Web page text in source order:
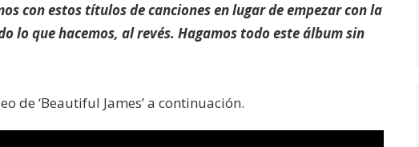
con estos títulos de canciones en lugar de empezar con la
lo que hacemos, al revés. Hagamos todo este álbum sin
de ‘Beautiful James’ a continuación.